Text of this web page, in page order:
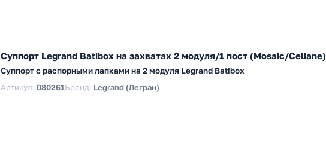
Суппорт Legrand Batibox на захватах 2 модуля/1 пост (Mosaic/Celiane)
Суппорт с распорными лапками на 2 модуля Legrand Batibox
Артикул: 080261Бренд: Legrand (Легран)